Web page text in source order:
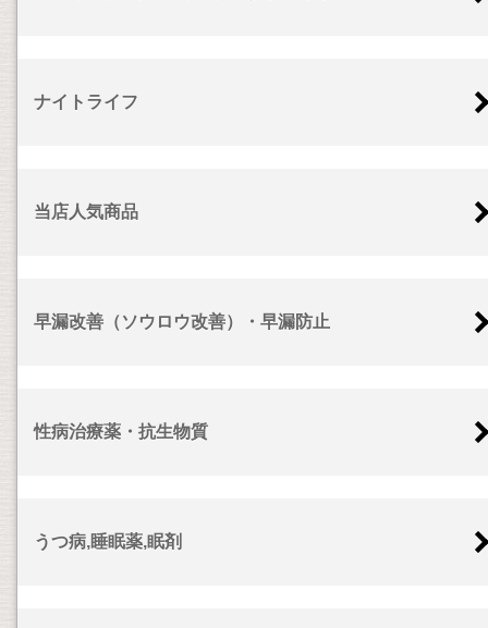
ナイトライフ
当店人気商品
早漏改善（ソウロウ改善）・早漏防止
性病治療薬・抗生物質
うつ病,睡眠薬,眠剤